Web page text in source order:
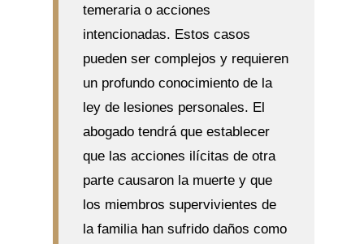
temeraria o acciones
intencionadas. Estos casos
pueden ser complejos y requieren
un profundo conocimiento de la
ley de lesiones personales. El
abogado tendrá que establecer
que las acciones ilícitas de otra
parte causaron la muerte y que
los miembros supervivientes de
la familia han sufrido daños como